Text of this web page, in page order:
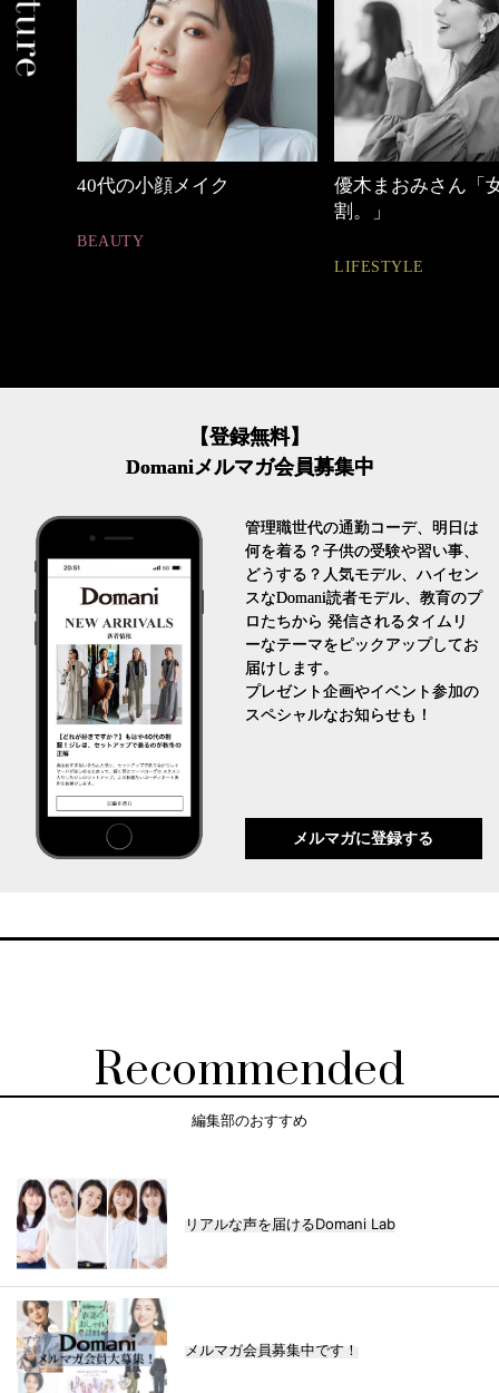
優木まおみさん「女の時間
【ワーママのきれ
ュアル通勤】
FASHION
【登録無料】
Domaniメルマガ会員募集中
管理職世代の通勤コーデ、明日は
何を着る？子供の受験や習い事、
どうする？人気モデル、ハイセン
スなDomani読者モデル、教育のプ
ロたちから 発信されるタイムリ
ーなテーマをピックアップしてお
届けします。
プレゼント企画やイベント参加の
スペシャルなお知らせも！
メルマガに登録する
Recommended
編集部のおすすめ
リアルな声を届けるDomani Lab
メルマガ会員募集中です！